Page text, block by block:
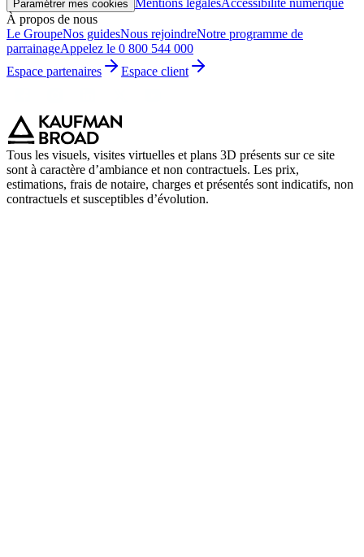
Paramétrer mes cookies Mentions légalesAccessibilité numérique
À propos de nous
Le GroupeNos guidesNous rejoindreNotre programme de
parrainageAppelez le 0 800 544 000
Espace partenaires
Espace client
Tous les visuels, visites virtuelles et plans 3D présents sur ce site
sont à caractère d’ambiance et non contractuels. Les prix,
estimations, frais de notaire, charges et présentés sont indicatifs, non
contractuels et susceptibles d’évolution.